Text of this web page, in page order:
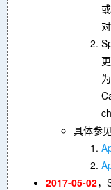
具体参见
2017-05-02，